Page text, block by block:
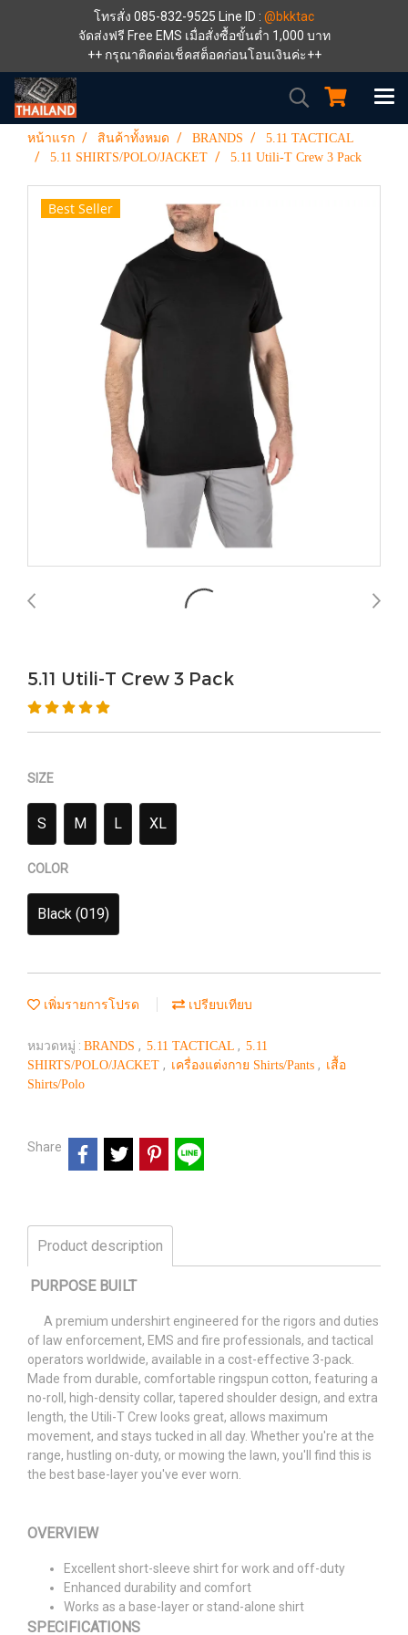
โทรสั่ง 085-832-9525 Line ID : @bkktac
จัดส่งฟรี Free EMS เมื่อสั่งซื้อขั้นต่ำ 1,000 บาท
++ กรุณาติดต่อเช็คสต็อคก่อนโอนเงินค่ะ++
หน้าแรก สินค้าทั้งหมด BRANDS
5.11 TACTICAL
5.11 SHIRTS/POLO/JACKET
5.11 Utili-T Crew 3 Pack
Best Seller
5.11 Utili-T Crew 3 Pack
SIZE
S M L XL
COLOR
Black (019)
เพิ่มรายการโปรด เปรียบเทียบ
หมวดหมู่ : BRANDS , 5.11 TACTICAL , 5.11
SHIRTS/POLO/JACKET , เครื่องแต่งกาย Shirts/Pants , เสื้อ
Shirts/Polo
Share
Product description
PURPOSE BUILT
A premium undershirt engineered for the rigors and duties
of law enforcement, EMS and fire professionals, and tactical
operators worldwide, available in a cost-effective 3-pack.
Made from durable, comfortable ringspun cotton, featuring a
no-roll, high-density collar, tapered shoulder design, and extra
length, the Utili-T Crew looks great, allows maximum
movement, and stays tucked in all day. Whether you're at the
range, hustling on-duty, or mowing the lawn, you'll find this is
the best base-layer you've ever worn.
OVERVIEW
Excellent short-sleeve shirt for work and off-duty
Enhanced durability and comfort
Works as a base-layer or stand-alone shirt
SPECIFICATIONS